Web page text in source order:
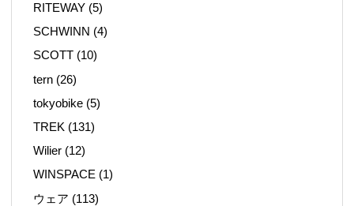
RITEWAY (5)
SCHWINN (4)
SCOTT (10)
tern (26)
tokyobike (5)
TREK (131)
Wilier (12)
WINSPACE (1)
ウェア (113)